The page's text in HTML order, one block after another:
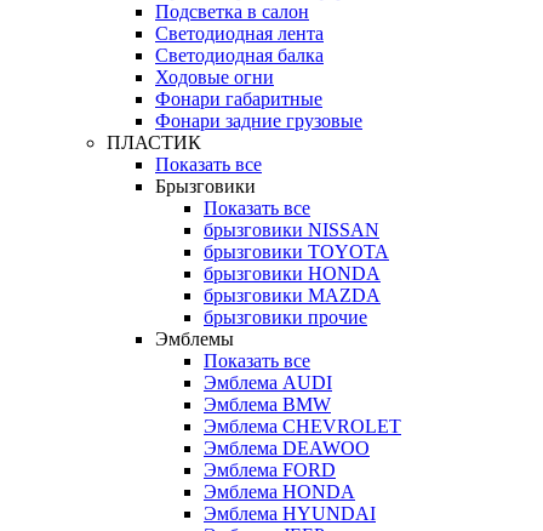
Подсветка в салон
Светодиодная лента
Светодиодная балка
Ходовые огни
Фонари габаритные
Фонари задние грузовые
ПЛАСТИК
Показать все
Брызговики
Показать все
брызговики NISSAN
брызговики TOYOTA
брызговики HONDA
брызговики MAZDA
брызговики прочие
Эмблемы
Показать все
Эмблема AUDI
Эмблема BMW
Эмблема CHEVROLET
Эмблема DEAWOO
Эмблема FORD
Эмблема HONDA
Эмблема HYUNDAI